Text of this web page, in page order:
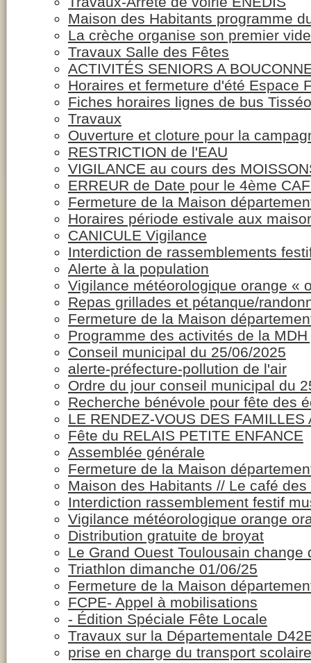
Maison des Habitants programme
La crèche organise son premier
Travaux Salle des Fêtes
ACTIVITÉS SENIORS A
Horaires et fermeture d'été Espace
Fiches horaires lignes de bus
Travaux
Ouverture et cloture pour la
RESTRICTION de l'EAU
VIGILANCE au cours des
ERREUR de Date pour le 4ème
Fermeture de la Maison
Horaires période estivale aux
CANICULE Vigilance
Interdiction de rassemblements
Alerte à la population
Vigilance météorologique orange «
Repas grillades et pétanque/
Fermeture de la Maison
Programme des activités de la
Conseil municipal du 25/06/2025
alerte-préfecture-pollution de l'air
Ordre du jour conseil municipal du
Recherche bénévole pour fête des
LE RENDEZ-VOUS DES FAMILLES
Fête du RELAIS PETITE ENFANCE
Assemblée générale
Fermeture de la Maison
Maison des Habitants // Le café
Interdiction rassemblement festif
Vigilance météorologique orange
Distribution gratuite de broyat
Le Grand Ouest Toulousain change
Triathlon dimanche 01/06/25
Fermeture de la Maison
FCPE- Appel à mobilisations
- Édition Spéciale Fête Locale
Travaux sur la Départementale
prise en charge du transport